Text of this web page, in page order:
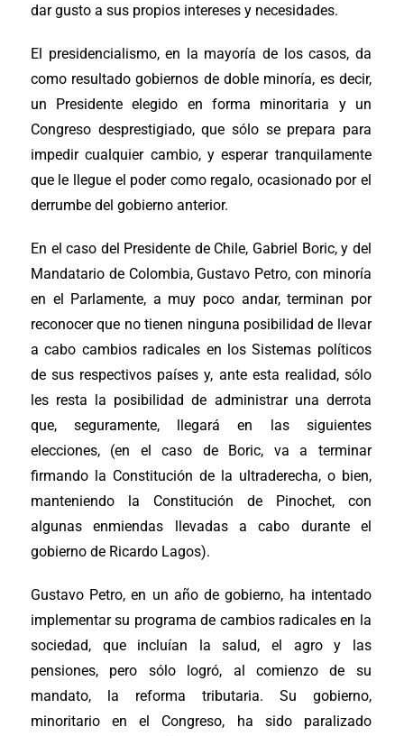
dar gusto a sus propios intereses y necesidades.
El presidencialismo, en la mayoría de los casos, da
como resultado gobiernos de doble minoría, es decir,
un Presidente elegido en forma minoritaria y un
Congreso desprestigiado, que sólo se prepara para
impedir cualquier cambio, y esperar tranquilamente
que le llegue el poder como regalo, ocasionado por el
derrumbe del gobierno anterior.
En el caso del Presidente de Chile, Gabriel Boric, y del
Mandatario de Colombia, Gustavo Petro, con minoría
en el Parlamente, a muy poco andar, terminan por
reconocer que no tienen ninguna posibilidad de llevar
a cabo cambios radicales en los Sistemas políticos
de sus respectivos países y, ante esta realidad, sólo
les resta la posibilidad de administrar una derrota
que, seguramente, llegará en las siguientes
elecciones, (en el caso de Boric, va a terminar
firmando la Constitución de la ultraderecha, o bien,
manteniendo la Constitución de Pinochet, con
algunas enmiendas llevadas a cabo durante el
gobierno de Ricardo Lagos).
Gustavo Petro, en un año de gobierno, ha intentado
implementar su programa de cambios radicales en la
sociedad, que incluían la salud, el agro y las
pensiones, pero sólo logró, al comienzo de su
mandato, la reforma tributaria. Su gobierno,
minoritario en el Congreso, ha sido paralizado